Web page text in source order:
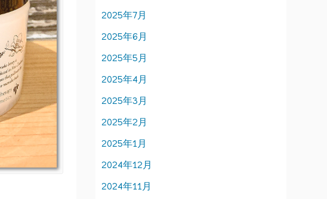
2025年7月
2025年6月
2025年5月
2025年4月
2025年3月
2025年2月
2025年1月
2024年12月
2024年11月